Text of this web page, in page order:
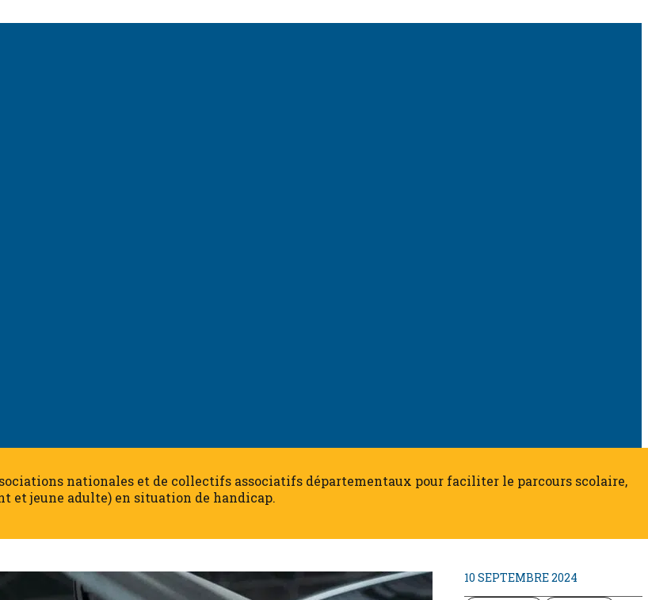
nationales et de collectifs associatifs départementaux pour faciliter le parcours scolaire,
et jeune adulte) en situation de handicap.
10 SEPTEMBRE 2024